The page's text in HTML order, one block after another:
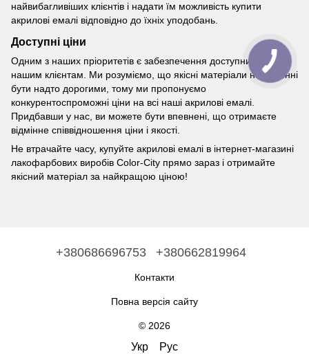
найвибагливіших клієнтів і надати їм можливість купити
акрилові емалі відповідно до їхніх уподобань.
Доступні ціни
Одним з наших пріоритетів є забезпечення доступних цін
нашим клієнтам. Ми розуміємо, що якісні матеріали не повинні
бути надто дорогими, тому ми пропонуємо
конкурентоспроможні ціни на всі наші акрилові емалі.
Придбавши у нас, ви можете бути впевнені, що отримаєте
відмінне співвідношення ціни і якості.
Не втрачайте часу, купуйте акрилові емалі в інтернет-магазині
лакофарбових виробів Color-City прямо зараз і отримайте
якісний матеріал за найкращою ціною!
+380686696753 +380662819964
Контакти
Повна версія сайту
© 2026
Укр Рус